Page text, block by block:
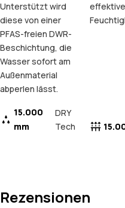
Unterstützt wird
diese von einer
PFAS-freien DWR-
Beschichtung, die
Wasser sofort am
Außenmaterial
abperlen lässt.
15.000
mm
DRY
Tech
Rezensionen